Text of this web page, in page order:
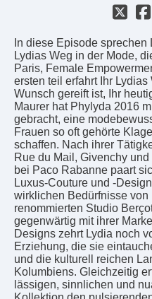
In diese Episode
Lydias Weg in der Mode,
Paris, Female
ersten teil erfahrt Ihr
Wunsch gereift ist, Ihr
Maurer hat Phylyda 2016
gebracht, eine
Frauen so oft gehörte
schaffen. Nach ihrer
Rue du Mail, Givenchy
bei Paco Rabanne paart
Luxus-Couture und -
wirklichen Bedürfnisse
renommierten Studio
gegenwärtig mit ihrer
Designs zehrt Lydia noch
Erziehung, die sie
und die kulturell reichen
Kolumbiens. Gleichzeitig
lässigen, sinnlichen und